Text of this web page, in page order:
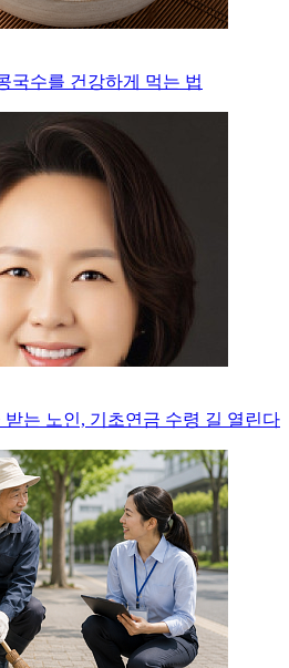
국수를 건강하게 먹는 법
받는 노인, 기초연금 수령 길 열린다